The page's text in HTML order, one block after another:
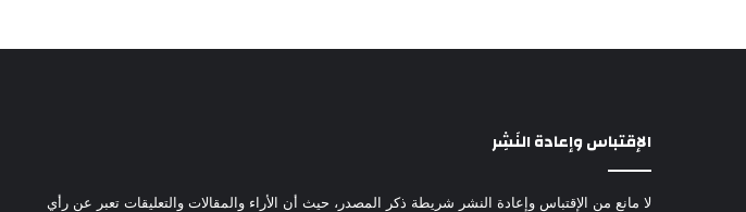
الإقتباس وإعادة النَشِر
لا مانع من الإقتباس وإعادة النشر شريطة ذكر المصدر، حيث أن الأراء والمقالات والتعليقات تعبر عن رأي